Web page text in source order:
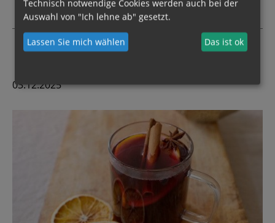
Backapfel-
Test:
diese
Sorten
besten
Backen
03.12.2025
Technisch notwendige Cookies werden auch bei der
Auswahl von "Ich lehne ab" gesetzt.
Lassen Sie mich wählen Das ist ok